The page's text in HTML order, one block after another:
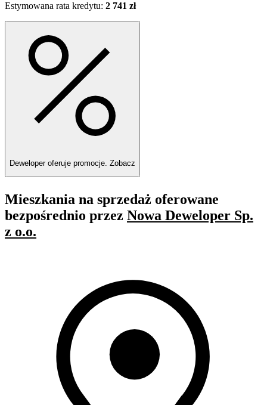
Estymowana rata kredytu: 2 741 zł
Deweloper oferuje promocje. Zobacz
Mieszkania na sprzedaż oferowane
bezpośrednio przez Nowa Deweloper Sp.
z o.o.